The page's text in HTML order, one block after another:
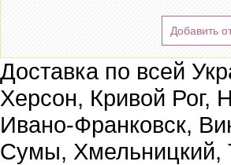
Добавить
Доставка по всей
Херсон, Кривой Рог,
Ивано-Франковск,
Сумы, Хмельницкий,